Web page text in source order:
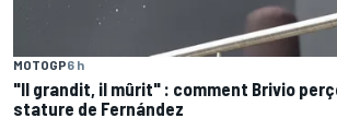
MOTOGP6 h
"Il grandit, il mûrit" : comment Brivio
stature de Fernández